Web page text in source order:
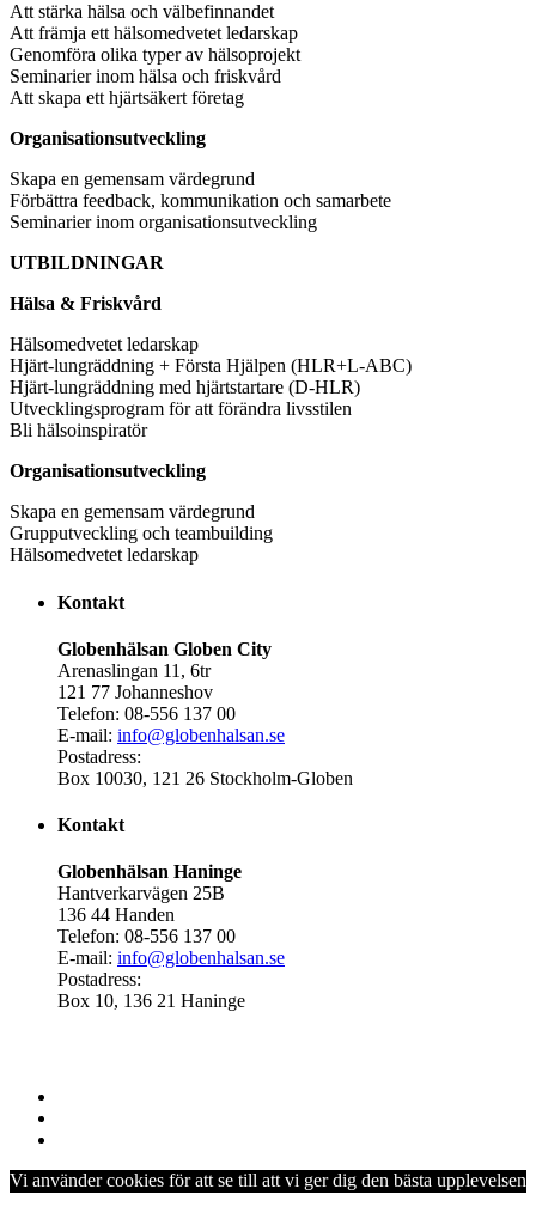
Att stärka hälsa och välbefinnandet
Att främja ett hälsomedvetet ledarskap
Genomföra olika typer av hälsoprojekt
Seminarier inom hälsa och friskvård
Att skapa ett hjärtsäkert företag
Organisationsutveckling
Skapa en gemensam värdegrund
Förbättra feedback, kommunikation och samarbete
Seminarier inom organisationsutveckling
UTBILDNINGAR
Hälsa & Friskvård
Hälsomedvetet ledarskap
Hjärt-lungräddning + Första Hjälpen (HLR+L-ABC)
Hjärt-lungräddning med hjärtstartare (D-HLR)
Utvecklingsprogram för att förändra livsstilen
Bli hälsoinspiratör
Organisationsutveckling
Skapa en gemensam värdegrund
Grupputveckling och teambuilding
Hälsomedvetet ledarskap
Kontakt
Globenhälsan Globen City
Arenaslingan 11, 6tr
121 77 Johanneshov
Telefon: 08-556 137 00
E-mail: info@globenhalsan.se
Postadress:
Box 10030, 121 26 Stockholm-Globen
Kontakt
Globenhälsan Haninge
Hantverkarvägen 25B
136 44 Handen
Telefon: 08-556 137 00
E-mail: info@globenhalsan.se
Postadress:
Box 10, 136 21 Haninge
Vi använder cookies för att se till att vi ger dig den bästa upplevelsen